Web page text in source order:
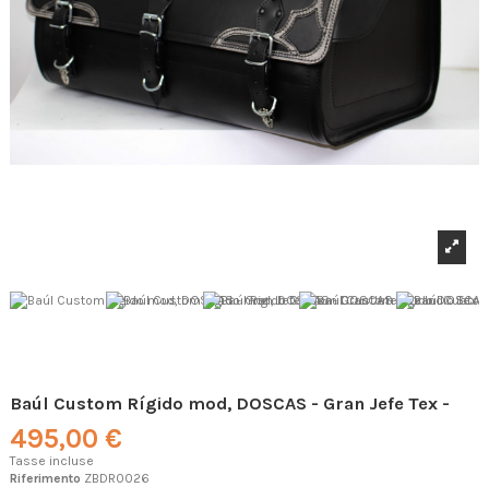
Baúl Custom Rígido mod, DOSCAS - Gran Jefe Tex -
495,00 €
Tasse incluse
Riferimento ZBDR0026